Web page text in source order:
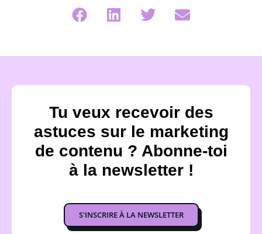
Tu veux recevoir des
astuces sur le marketing
de contenu ? Abonne-toi
à la newsletter !
S'INSCRIRE À LA NEWSLETTER